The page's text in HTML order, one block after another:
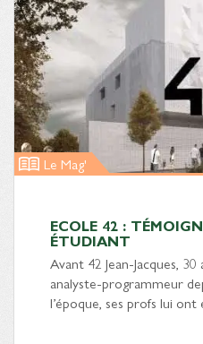
Le Mag'
ECOLE 42 :
ÉTUDIANT
Avant 42 Jean-Jacques,
analyste-programmeur
l’époque, ses profs lui